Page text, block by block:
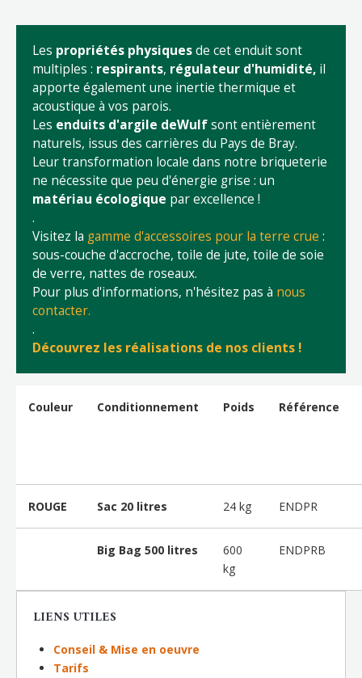
Les propriétés physiquesde cet enduit sont
multiples : respirants, régulateur d'humidité, il
apporte également une inertie thermique et
acoustique à vos parois.
Les enduits d'argile deWulfsont entièrement
naturels, issus des carrières du Pays de Bray.
Leur transformation locale dans notre briqueterie
ne nécessite que peu d'énergie grise : un
matériau écologique par excellence !
.
Visitez la gamme d'accessoires pour la terre crue :
sous-couche d'accroche, toile de jute, toile de soie
de verre, nattes de roseaux.
Pour plus d'informations, n'hésitez pas à nous
contacter.
.
Découvrez les réalisations de nos clients !
Couleur Conditionnement Poids Référence
ROUGE Sac 20 litres 24 kg ENDPR
Big Bag 500 litres
600
kg
ENDPRB
LIENS UTILES
Conseil & Mise en oeuvre
Tarifs